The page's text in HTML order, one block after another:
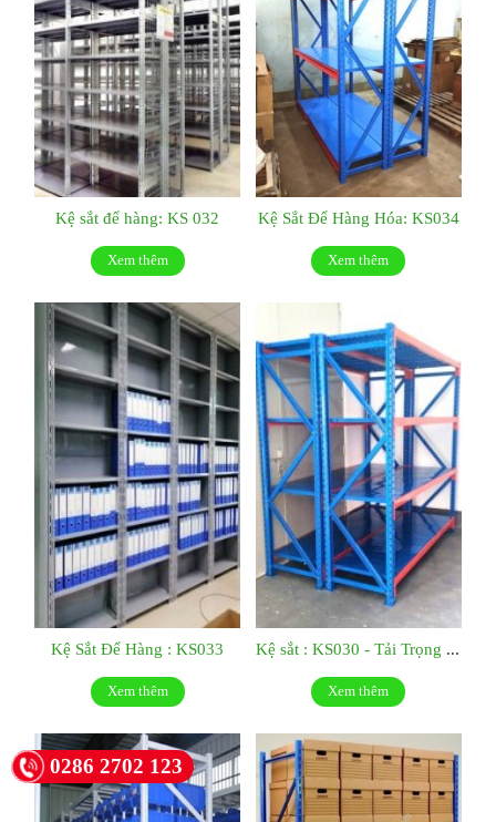
Kệ sắt để hàng: KS 032
Xem thêm
Kệ Sắt Để Hàng Hóa: KS034
Xem thêm
Kệ Sắt Để Hàng : KS033
Xem thêm Xem thêm
0286 2702 123